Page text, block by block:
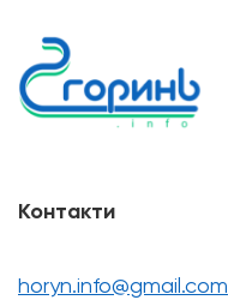
Контакти
horyn.info@gmail.com